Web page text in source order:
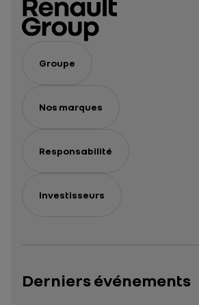
Groupe
Nos marques
Responsabilité
Investisseurs
Derniers événements